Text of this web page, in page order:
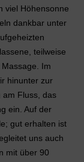
viel Höhensonne
dankbar unter
teilweise
Im
hinunter zur
am Fluss, das
ein. Auf der
gut erhalten ist
uns auch
mit über 90